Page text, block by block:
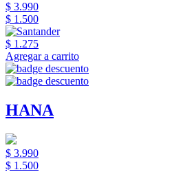
$ 3.990
$ 1.500
$ 1.275
Agregar a carrito
HANA
$ 3.990
$ 1.500